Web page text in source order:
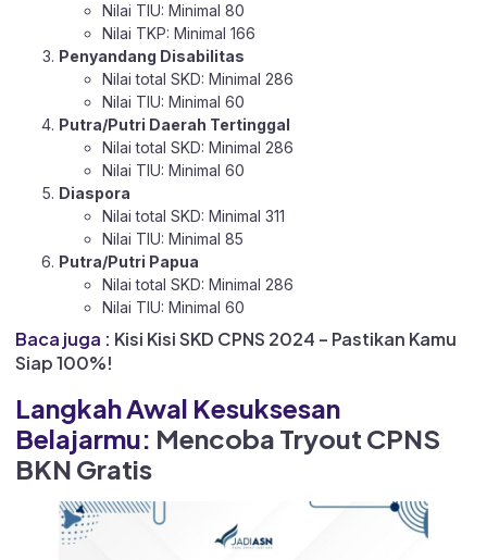
Nilai TIU: Minimal 80
Nilai TKP: Minimal 166
Penyandang Disabilitas
Nilai total SKD: Minimal 286
Nilai TIU: Minimal 60
Putra/Putri Daerah Tertinggal
Nilai total SKD: Minimal 286
Nilai TIU: Minimal 60
Diaspora
Nilai total SKD: Minimal 311
Nilai TIU: Minimal 85
Putra/Putri Papua
Nilai total SKD: Minimal 286
Nilai TIU: Minimal 60
Baca juga : Kisi Kisi SKD CPNS 2024 – Pastikan Kamu
Siap 100%!
Langkah Awal Kesuksesan
Belajarmu: Mencoba Tryout CPNS
BKN Gratis